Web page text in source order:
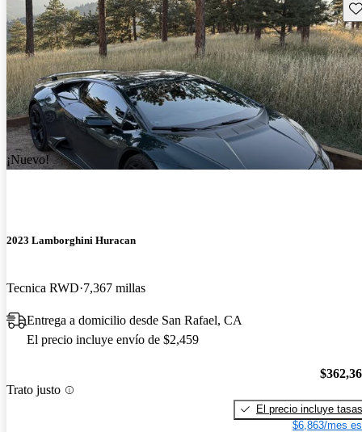
¡Nuevo!
2023 Lamborghini Huracan
Tecnica RWD 7,367 millas
Entrega a domicilio desde San Rafael, CA
El precio incluye envío de $2,459
Trato justo
El precio incluye tasas
$6,863/mes